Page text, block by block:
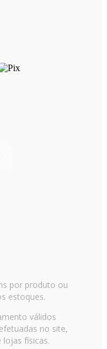
por produto ou
estoques.
válidos
no site,
lojas físicas.